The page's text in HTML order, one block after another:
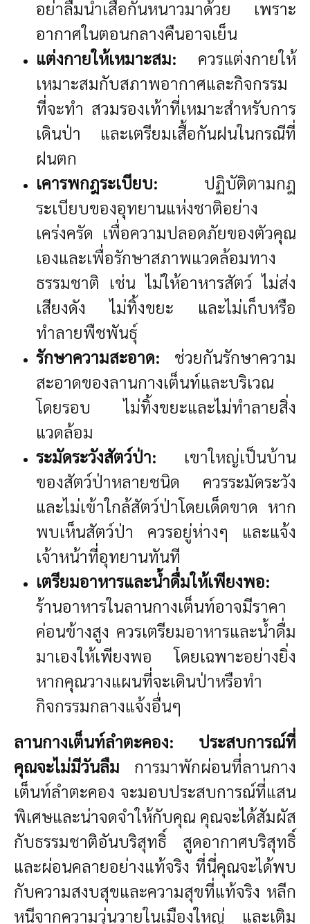
อย่าลืมนำเสื้อกันหนาวมาด้วย เพราะ
อากาศในตอนกลางคืนอาจเย็น
แต่งกายให้เหมาะสม: ควรแต่งกายให้
เหมาะสมกับสภาพอากาศและกิจกรรม
ที่จะทำ สวมรองเท้าที่เหมาะสำหรับการ
เดินป่า และเตรียมเสื้อกันฝนในกรณีที่
ฝนตก
เคารพกฎระเบียบ: ปฏิบัติตามกฎ
ระเบียบของอุทยานแห่งชาติอย่าง
เคร่งครัด เพื่อความปลอดภัยของตัวคุณ
เองและเพื่อรักษาสภาพแวดล้อมทาง
ธรรมชาติ เช่น ไม่ให้อาหารสัตว์ ไม่ส่ง
เสียงดัง ไม่ทิ้งขยะ และไม่เก็บหรือ
ทำลายพืชพันธุ์
รักษาความสะอาด: ช่วยกันรักษาความ
สะอาดของลานกางเต็นท์และบริเวณ
โดยรอบ ไม่ทิ้งขยะและไม่ทำลายสิ่ง
แวดล้อม
ระมัดระวังสัตว์ป่า: เขาใหญ่เป็นบ้าน
ของสัตว์ป่าหลายชนิด ควรระมัดระวัง
และไม่เข้าใกล้สัตว์ป่าโดยเด็ดขาด หาก
พบเห็นสัตว์ป่า ควรอยู่ห่างๆ และแจ้ง
เจ้าหน้าที่อุทยานทันที
เตรียมอาหารและน้ำดื่มให้เพียงพอ:
ร้านอาหารในลานกางเต็นท์อาจมีราคา
ค่อนข้างสูง ควรเตรียมอาหารและน้ำดื่ม
มาเองให้เพียงพอ โดยเฉพาะอย่างยิ่ง
หากคุณวางแผนที่จะเดินป่าหรือทำ
กิจกรรมกลางแจ้งอื่นๆ
ลานกางเต็นท์ลำตะคอง: ประสบการณ์ที่
คุณจะไม่มีวันลืม การมาพักผ่อนที่ลานกาง
เต็นท์ลำตะคอง จะมอบประสบการณ์ที่แสน
พิเศษและน่าจดจำให้กับคุณ คุณจะได้สัมผัส
กับธรรมชาติอันบริสุทธิ์ สูดอากาศบริสุทธิ์
และผ่อนคลายอย่างแท้จริง ที่นี่คุณจะได้พบ
กับความสงบสุขและความสุขที่แท้จริง หลีก
หนีจากความวุ่นวายในเมืองใหญ่ และเติม